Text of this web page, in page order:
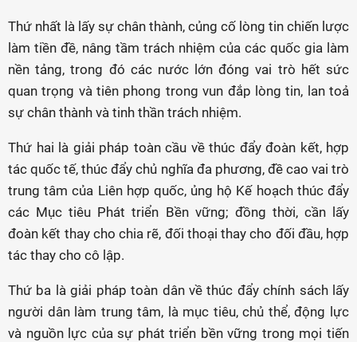
Thứ nhất là lấy sự chân thành, củng cố lòng tin chiến lược
làm tiền đề, nâng tầm trách nhiệm của các quốc gia làm
nền tảng, trong đó các nước lớn đóng vai trò hết sức
quan trọng và tiên phong trong vun đắp lòng tin, lan toả
sự chân thành và tinh thần trách nhiệm.
Thứ hai là giải pháp toàn cầu về thúc đẩy đoàn kết, hợp
tác quốc tế, thúc đẩy chủ nghĩa đa phương, đề cao vai trò
trung tâm của Liên hợp quốc, ủng hộ Kế hoạch thúc đẩy
các Mục tiêu Phát triển Bền vững; đồng thời, cần lấy
đoàn kết thay cho chia rẽ, đối thoại thay cho đối đầu, hợp
tác thay cho cô lập.
Thứ ba là giải pháp toàn dân về thúc đẩy chính sách lấy
người dân làm trung tâm, là mục tiêu, chủ thể, động lực
và nguồn lực của sự phát triển bền vững trong mọi tiến